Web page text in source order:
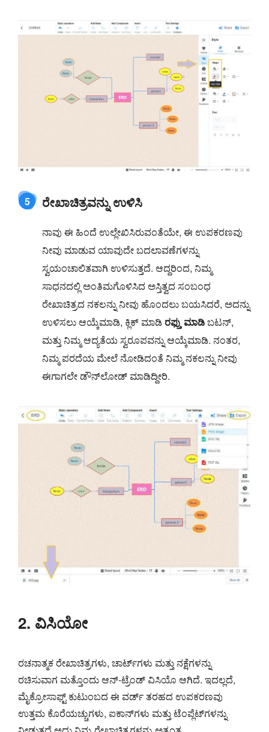
5 ರೇಖಾಚಿತ್ರವನ್ನು ಉಳಿಸಿ
ನಾವು ಈ ಹಿಂದೆ ಉಲ್ಲೇಖಿಸಿರುವಂತೆಯೇ, ಈ ಉಪಕರಣವು
ನೀವು ಮಾಡುವ ಯಾವುದೇ ಬದಲಾವಣೆಗಳನ್ನು
ಸ್ವಯಂಚಾಲಿತವಾಗಿ ಉಳಿಸುತ್ತದೆ. ಆದ್ದರಿಂದ, ನಿಮ್ಮ
ಸಾಧನದಲ್ಲಿ ಅಂತಿಮಗೊಳಿಸಿದ ಅಸ್ತಿತ್ವದ ಸಂಬಂಧ
ರೇಖಾಚಿತ್ರದ ನಕಲನ್ನು ನೀವು ಹೊಂದಲು ಬಯಸಿದರೆ, ಅದನ್ನು
ಉಳಿಸಲು ಆಯ್ಕೆಮಾಡಿ, ಕ್ಲಿಕ್ ಮಾಡಿರಫ್ತು ಮಾಡಿಬಟನ್,
ಮತ್ತು ನಿಮ್ಮ ಆದ್ಯತೆಯ ಸ್ವರೂಪವನ್ನು ಆಯ್ಕೆಮಾಡಿ. ನಂತರ,
ನಿಮ್ಮ ಪರದೆಯ ಮೇಲೆ ನೋಡಿದಂತೆ ನಿಮ್ಮ ನಕಲನ್ನು ನೀವು
ಈಗಾಗಲೇ ಡೌನ್‌ಲೋಡ್ ಮಾಡಿದ್ದೀರಿ.
2. ವಿಸಿಯೋ
ರಚನಾತ್ಮಕ ರೇಖಾಚಿತ್ರಗಳು, ಚಾರ್ಟ್‌ಗಳು ಮತ್ತು ನಕ್ಷೆಗಳನ್ನು
ರಚಿಸುವಾಗ ಮತ್ತೊಂದು ಆನ್-ಟ್ರೆಂಡ್ ವಿಸಿಯೊ ಆಗಿದೆ. ಇದಲ್ಲದೆ,
ಮೈಕ್ರೋಸಾಫ್ಟ್ ಕುಟುಂಬದ ಈ ವರ್ಡ್ ತರಹದ ಉಪಕರಣವು
ಉತ್ತಮ ಕೊರೆಯಚ್ಚುಗಳು, ಐಕಾನ್‌ಗಳು ಮತ್ತು ಟೆಂಪ್ಲೆಟ್‌ಗಳನ್ನು